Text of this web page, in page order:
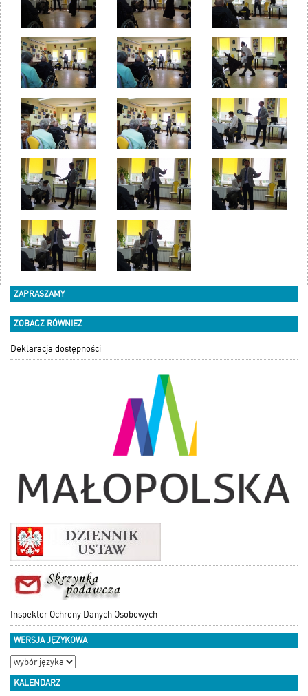
ZAPRASZAMY
ZOBACZ RÓWNIEŻ
Deklaracja dostępności
Inspektor Ochrony Danych Osobowych
WERSJA JĘZYKOWA
KALENDARZ